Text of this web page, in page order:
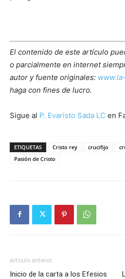
El contenido de este artículo
o parcialmente en internet
autor y fuente originales:
haga con fines de lucro.
Sigue al P. Evaristo Sada LC en
ETIQUETAS Cristo rey crucifijo
Pasión de Cristo
Artículo anterior
Inicio de la carta a los Efesios